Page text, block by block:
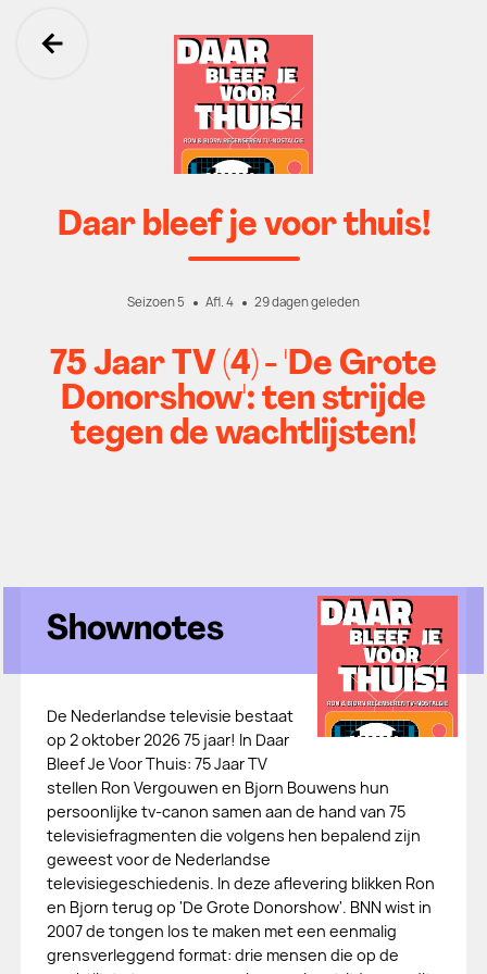
Ga terug
Daar bleef je voor thuis!
Seizoen 5 Afl. 4 29 dagen geleden
75 Jaar TV (4) - 'De Grote
Donorshow': ten strijde
tegen de wachtlijsten!
Shownotes
De Nederlandse televisie bestaat
op 2 oktober 2026 75 jaar! In Daar
Bleef Je Voor Thuis: 75 Jaar TV
stellen Ron Vergouwen en Bjorn Bouwens hun
persoonlijke tv-canon samen aan de hand van 75
televisiefragmenten die volgens hen bepalend zijn
geweest voor de Nederlandse
televisiegeschiedenis. In deze aflevering blikken Ron
en Bjorn terug op 'De Grote Donorshow'. BNN wist in
2007 de tongen los te maken met een eenmalig
grensverleggend format: drie mensen die op de